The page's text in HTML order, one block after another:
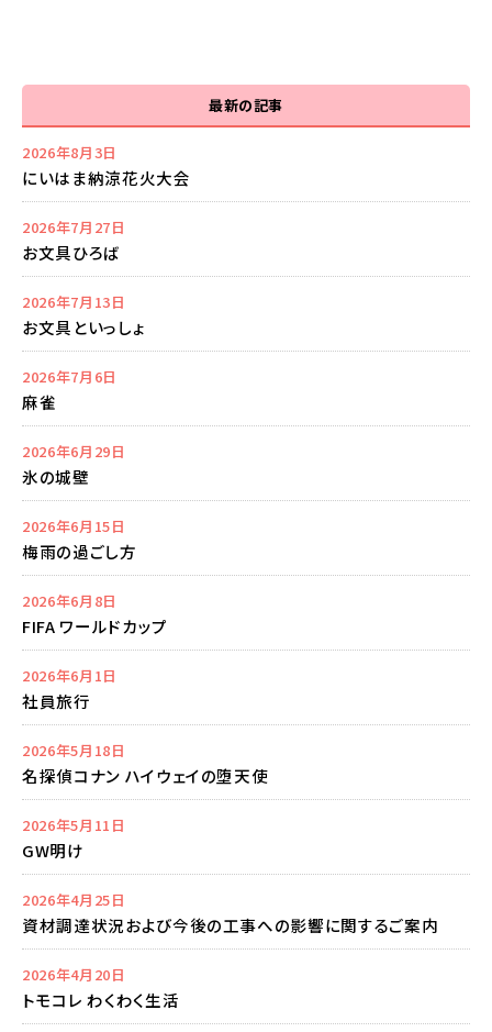
最新の記事
2026年8月3日
にいはま納涼花火大会
2026年7月27日
お文具ひろば
2026年7月13日
お文具といっしょ
2026年7月6日
麻雀
2026年6月29日
氷の城壁
2026年6月15日
梅雨の過ごし方
2026年6月8日
FIFA ワールドカップ
2026年6月1日
社員旅行
2026年5月18日
名探偵コナン ハイウェイの堕天使
2026年5月11日
GW明け
2026年4月25日
資材調達状況および今後の工事への影響に関するご案内
2026年4月20日
トモコレ わくわく生活